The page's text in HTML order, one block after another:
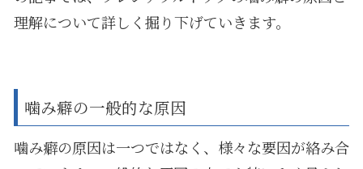
理解について詳しく掘り下げていきます。
噛み癖の一般的な原因
噛み癖の原因は一つではなく、様々な要因が絡み合